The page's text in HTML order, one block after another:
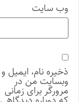
وب‌ سایت
ذخیره نام، ایمیل و
وبسایت من در
مرورگر برای زمانی